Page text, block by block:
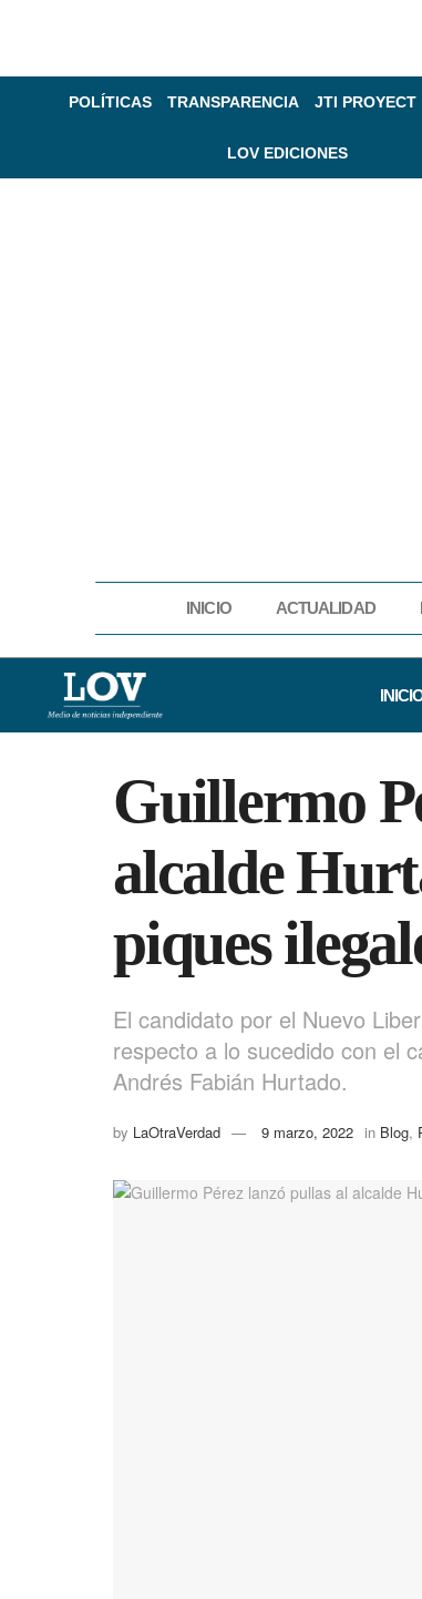
POLÍTICAS TRANSPARENCIA JTI PROYECT
LOV EDICIONES
INICIO ACTUALIDAD
Guillermo
alcalde
piques
El candidato por el Nuevo
respecto a lo sucedido con el
Andrés Fabián Hurtado.
by LaOtraVerdad 9 marzo, 2022 in Blog,